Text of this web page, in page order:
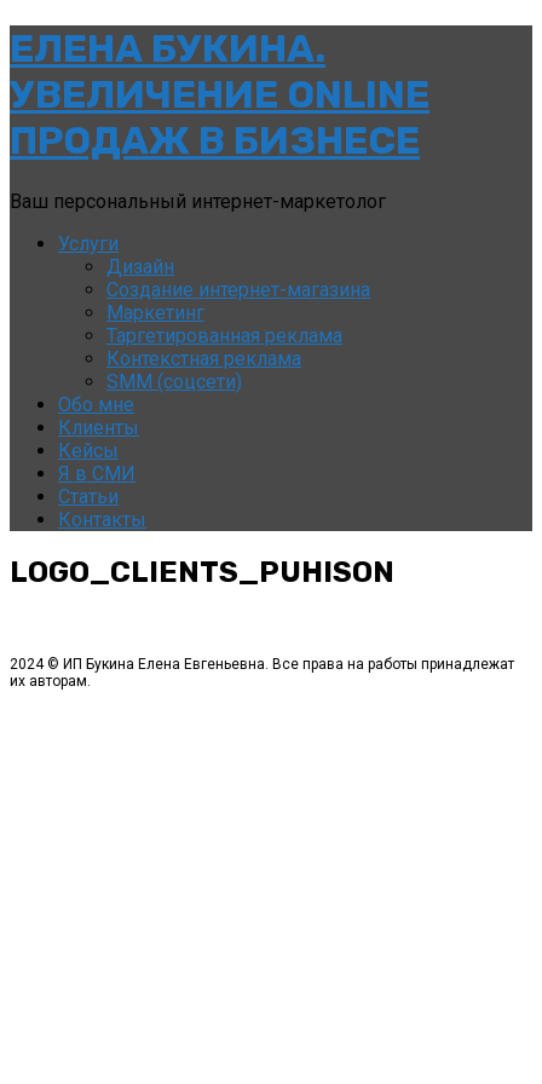
ЕЛЕНА
БУКИНА.
УВЕЛИЧЕНИЕ
ONLINE
ПРОДАЖ
БИЗНЕСЕ
ЕЛЕНА БУКИНА.
УВЕЛИЧЕНИЕ ONLINE
ПРОДАЖ В БИЗНЕСЕ
Ваш персональный интернет-маркетолог
Услуги
Дизайн
Создание интернет-магазина
Маркетинг
Таргетированная реклама
Контекстная реклама
SMM (соцсети)
Обо мне
Клиенты
Кейсы
Я в СМИ
Статьи
Контакты
LOGO_CLIENTS_PUHISON
2024 © ИП Букина Елена Евгеньевна. Все права на работы принадлежат
их авторам.